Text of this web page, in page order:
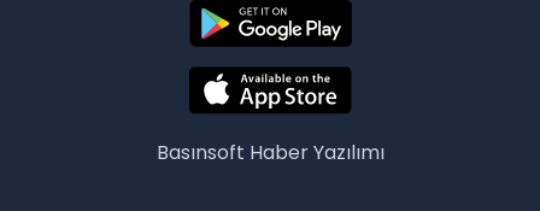
Basınsoft Haber Yazılımı